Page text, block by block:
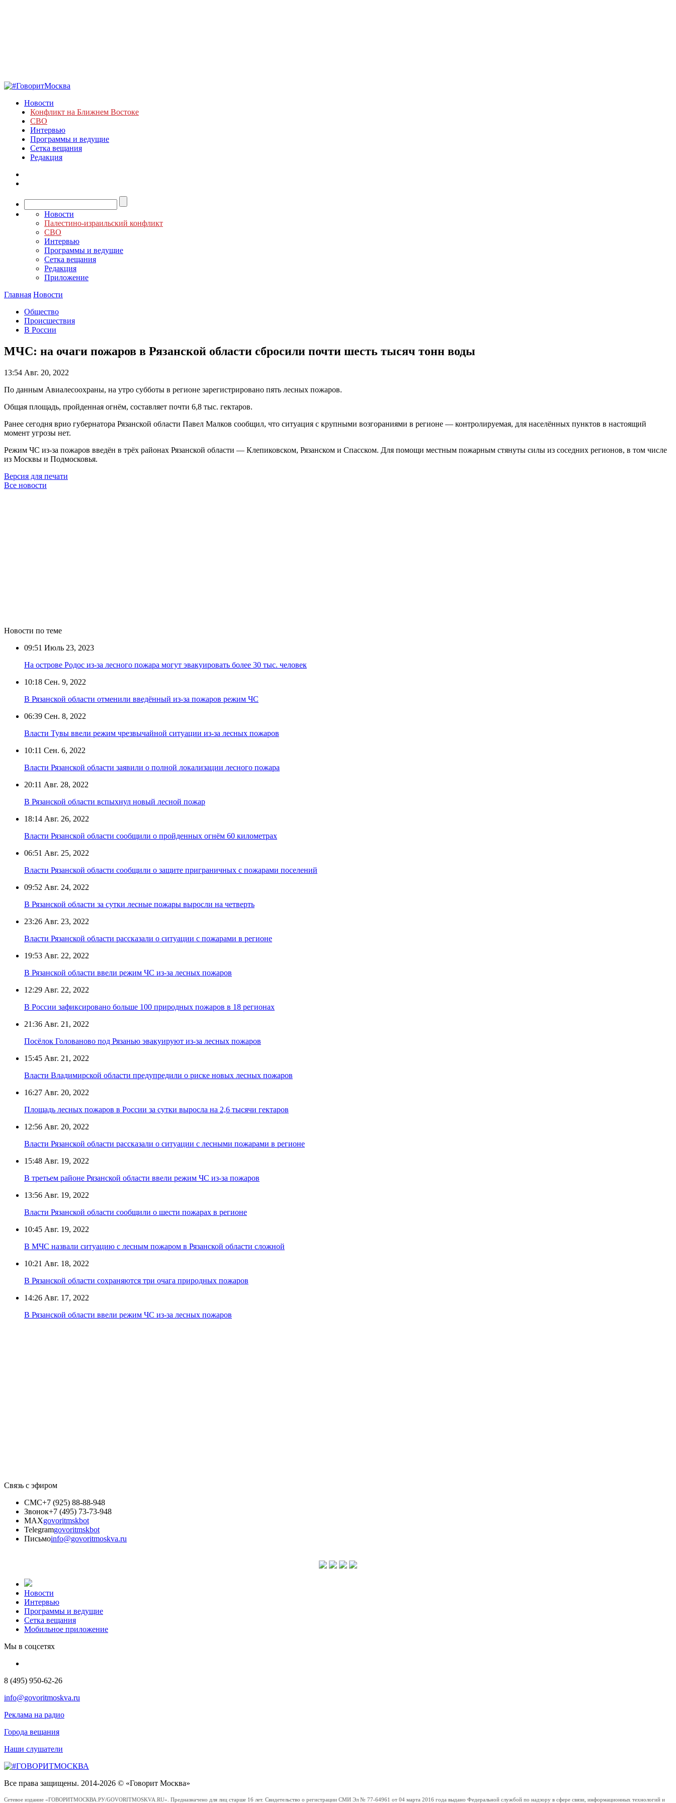
Новости
Конфликт на Ближнем Востоке
СВО
Интервью
Программы и ведущие
Сетка вещания
Редакция
Новости
Палестино-израильский конфликт
СВО
Интервью
Программы и ведущие
Сетка вещания
Редакция
Приложение
Главная Новости
Общество
Происшествия
В России
МЧС: на очаги пожаров в Рязанской области сбросили почти шесть тысяч тонн воды
13:54 Авг. 20, 2022
По данным Авиалесоохраны, на утро субботы в регионе зарегистрировано пять лесных пожаров.
Общая площадь, пройденная огнём, составляет почти 6,8 тыс. гектаров.
Ранее сегодня врио губернатора Рязанской области Павел Малков сообщил, что ситуация с крупными возгораниями в регионе — контролируемая, для населённых пунктов в настоящий
момент угрозы нет.
Режим ЧС из-за пожаров введён в трёх районах Рязанской области — Клепиковском, Рязанском и Спасском. Для помощи местным пожарным стянуты силы из соседних регионов, в том числе
из Москвы и Подмосковья.
Версия для печати
Все новости
Новости по теме
09:51 Июль 23, 2023
На острове Родос из-за лесного пожара могут эвакуировать более 30 тыс. человек
10:18 Сен. 9, 2022
В Рязанской области отменили введённый из-за пожаров режим ЧС
06:39 Сен. 8, 2022
Власти Тувы ввели режим чрезвычайной ситуации из-за лесных пожаров
10:11 Сен. 6, 2022
Власти Рязанской области заявили о полной локализации лесного пожара
20:11 Авг. 28, 2022
В Рязанской области вспыхнул новый лесной пожар
18:14 Авг. 26, 2022
Власти Рязанской области сообщили о пройденных огнём 60 километрах
06:51 Авг. 25, 2022
Власти Рязанской области сообщили о защите приграничных с пожарами поселений
09:52 Авг. 24, 2022
В Рязанской области за сутки лесные пожары выросли на четверть
23:26 Авг. 23, 2022
Власти Рязанской области рассказали о ситуации с пожарами в регионе
19:53 Авг. 22, 2022
В Рязанской области ввели режим ЧС из-за лесных пожаров
12:29 Авг. 22, 2022
В России зафиксировано больше 100 природных пожаров в 18 регионах
21:36 Авг. 21, 2022
Посёлок Голованово под Рязанью эвакуируют из-за лесных пожаров
15:45 Авг. 21, 2022
Власти Владимирской области предупредили о риске новых лесных пожаров
16:27 Авг. 20, 2022
Площадь лесных пожаров в России за сутки выросла на 2,6 тысячи гектаров
12:56 Авг. 20, 2022
Власти Рязанской области рассказали о ситуации с лесными пожарами в регионе
15:48 Авг. 19, 2022
В третьем районе Рязанской области ввели режим ЧС из-за пожаров
13:56 Авг. 19, 2022
Власти Рязанской области сообщили о шести пожарах в регионе
10:45 Авг. 19, 2022
В МЧС назвали ситуацию с лесным пожаром в Рязанской области сложной
10:21 Авг. 18, 2022
В Рязанской области сохраняются три очага природных пожаров
14:26 Авг. 17, 2022
В Рязанской области ввели режим ЧС из-за лесных пожаров
Связь с эфиром
СМС+7 (925) 88-88-948
Звонок+7 (495) 73-73-948
MAXgovoritmskbot
Telegramgovoritmskbot
Письмоinfo@govoritmoskva.ru
Новости
Интервью
Программы и ведущие
Сетка вещания
Мобильное приложение
Мы в соцсетях
8 (495) 950-62-26
info@govoritmoskva.ru
Реклама на радио
Города вещания
Наши слушатели
Все права защищены. 2014-2026 © «Говорит Москва»
Сетевое издание «ГОВОРИТМОСКВА.РУ/GOVORITMOSKVA.RU». Предназначено для лиц старше 16 лет. Свидетельство о регистрации СМИ Эл № 77-64961 от 04 марта 2016 года выдано Федеральной службой по надзору в сфере связи, информационных технологий и